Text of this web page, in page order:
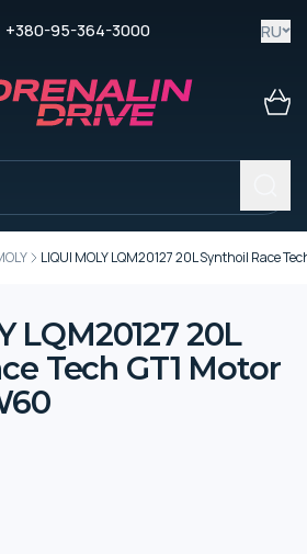
+380-95-364-3000 RU
LIQUI MOLY LQM20127 20L Synthoil Race
LQM20127 20L
Tech GT1 Motor